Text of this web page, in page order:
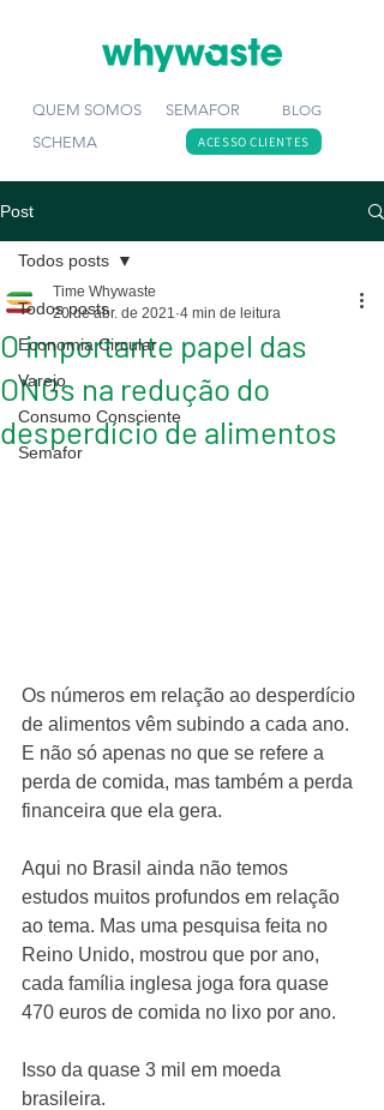
QUEM SOMOS SEMAFOR
BLOG
SCHEMA
ACESSO CLIENTES
Post
Todos posts
Economia Circular
Varejo
Consumo Consciente
Semafor
Todos posts
O importante papel das
ONGs na redução do
desperdício de alimentos
Time Whywaste
20 de abr. de 2021 4 min de leitura
Os números em relação ao desperdício
de alimentos vêm subindo a cada ano.
E não só apenas no que se refere a
perda de comida, mas também a perda
financeira que ela gera.
Aqui no Brasil ainda não temos
estudos muitos profundos em relação
ao tema. Mas uma pesquisa feita no
Reino Unido, mostrou que por ano,
cada família inglesa joga fora quase
470 euros de comida no lixo por ano.
Isso da quase 3 mil em moeda
brasileira.